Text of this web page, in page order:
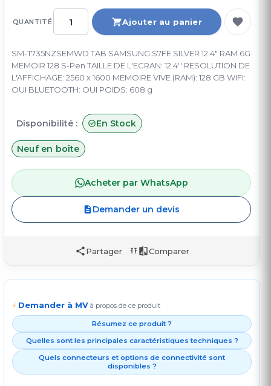
QUANTITÉ Ajouter au panier
SM-T735NZSEMWD TAB SAMSUNG S7FE SILVER 12.4" RAM 6G
MEMOIR 128 S-Pen TAILLE DE L'ECRAN: 12.4'' RESOLUTION DE
L'AFFICHAGE: 2560 x 1600 MEMOIRE VIVE (RAM): 128 GB WIFI:
OUI BLUETOOTH: OUI POIDS: 608 g
Disponibilité : En Stock
Neuf en boîte
Acheter par WhatsApp
Demander un devis
Partager Comparer
⚡ Demander à MV à propos de ce produit
Résumez ce produit ?
Quelles sont les principales caractéristiques techniques ?
Quels connecteurs et options de connectivité sont
disponibles ?